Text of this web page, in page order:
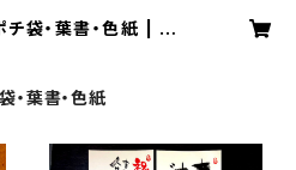
袋・葉書・色紙 | 筆
・葉書・色紙